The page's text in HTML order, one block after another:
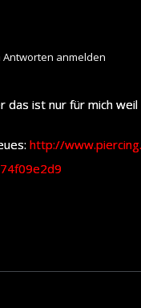
Antworten anmelden
das ist nur für mich
http://